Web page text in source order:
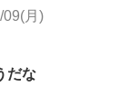
09(月)
だな